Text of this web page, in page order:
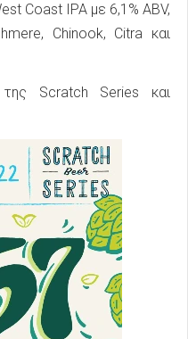
Coast IPA με 6,1% ABV,
Chinook, Citra και
Scratch Series και